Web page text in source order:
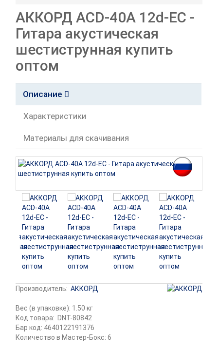
АККОРД ACD-40A 12d-EC -
Гитара акустическая
шестиструнная купить
оптом
Описание
Характеристики
Материалы для скачивания
Производитель: АККОРД
Вес (в упаковке): 1.50 кг
Код товара: DNT-80842
Бар код: 4640122191376
Количество в Мастер-Бокс: 6